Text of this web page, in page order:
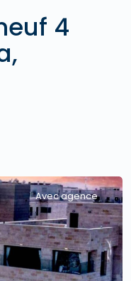
4
Avec agence